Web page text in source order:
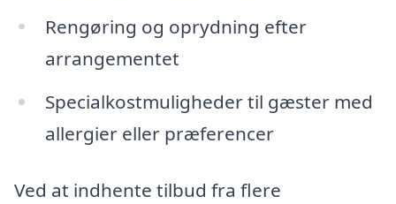
Rengøring og oprydning efter
arrangementet
Specialkostmuligheder til gæster med
allergier eller præferencer
Ved at indhente tilbud fra flere